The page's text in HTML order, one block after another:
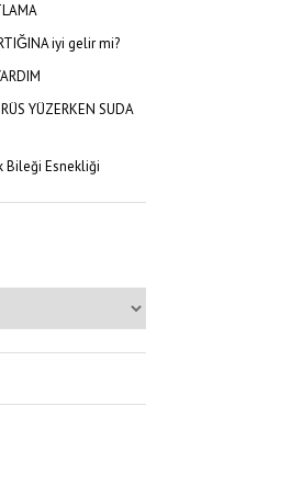
iyi gelir mi?
YÜZERKEN SUDA
Bileği Esnekliği